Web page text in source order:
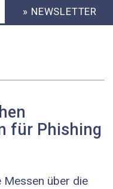
HEADER» NEWSLETTER
für Phishing
Messen über die